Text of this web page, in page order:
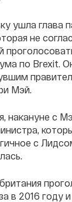
ушла глава
не
по Brexit.
Мэй.
накануне с
с
в 2016 году